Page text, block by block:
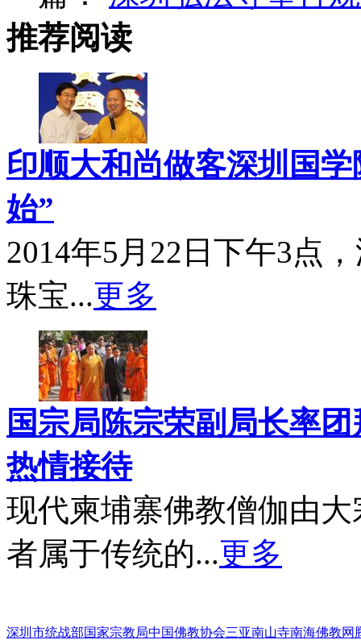
推荐阅读
印顺大和尚做客深圳国
始”
2014年5月22日下午3点
珠宝...更多
国宗局陈宗荣副局长率
热情接待
现代柬埔寨佛教僧伽由
者属于传统的...更多
深圳市统战部国家宗教局中国佛教协会三亚南山寺南海佛教网